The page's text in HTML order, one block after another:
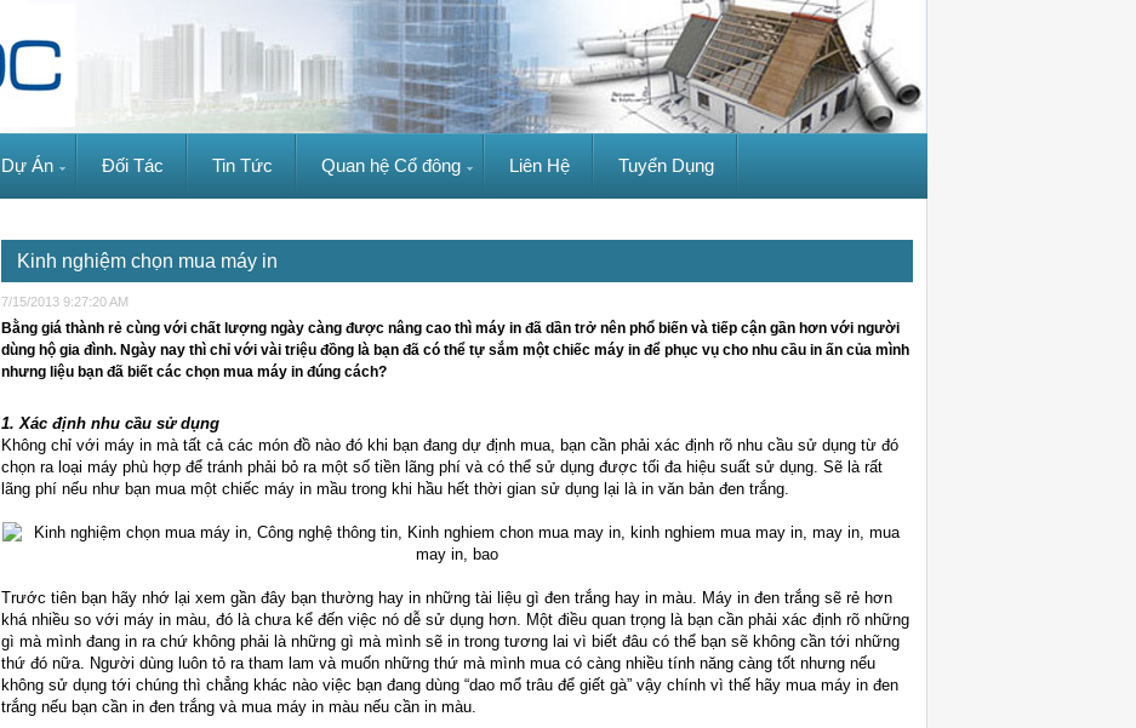
Dự Án Đối Tác Tin Tức Quan hệ Cổ đông Liên Hệ Tuyển Dụng
Kinh nghiệm chọn mua máy in
7/15/2013 9:27:20 AM
Bằng giá thành rẻ cùng với chất lượng ngày càng được nâng cao thì máy in đã dần trở nên phổ biến và tiếp cận gần hơn với người
dùng hộ gia đình. Ngày nay thì chỉ với vài triệu đồng là bạn đã có thể tự sắm một chiếc máy in để phục vụ cho nhu cầu in ấn của mình
nhưng liệu bạn đã biết các chọn mua máy in đúng cách?
1. Xác định nhu cầu sử dụng
Không chỉ với máy in mà tất cả các món đồ nào đó khi bạn đang dự định mua, bạn cần phải xác định rõ nhu cầu sử dụng từ đó
chọn ra loại máy phù hợp để tránh phải bỏ ra một số tiền lãng phí và có thể sử dụng được tối đa hiệu suất sử dụng. Sẽ là rất
lãng phí nếu như bạn mua một chiếc máy in mầu trong khi hầu hết thời gian sử dụng lại là in văn bản đen trắng.
Trước tiên bạn hãy nhớ lại xem gần đây bạn thường hay in những tài liệu gì đen trắng hay in màu. Máy in đen trắng sẽ rẻ hơn
khá nhiều so với máy in màu, đó là chưa kể đến việc nó dễ sử dụng hơn. Một điều quan trọng là bạn cần phải xác định rõ những
gì mà mình đang in ra chứ không phải là những gì mà mình sẽ in trong tương lai vì biết đâu có thể bạn sẽ không cần tới những
thứ đó nữa. Người dùng luôn tỏ ra tham lam và muốn những thứ mà mình mua có càng nhiều tính năng càng tốt nhưng nếu
không sử dụng tới chúng thì chẳng khác nào việc bạn đang dùng “dao mổ trâu để giết gà” vậy chính vì thế hãy mua máy in đen
trắng nếu bạn cần in đen trắng và mua máy in màu nếu cần in màu.